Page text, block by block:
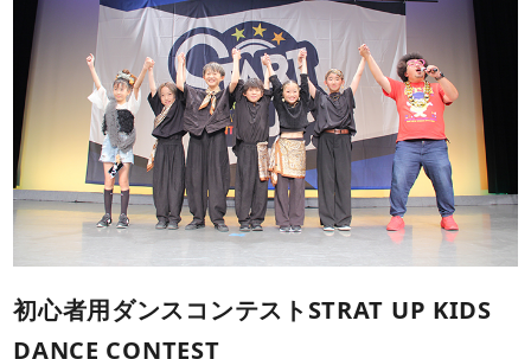
初心者用ダンスコンテストSTRAT UP KIDS
DANCE CONTEST